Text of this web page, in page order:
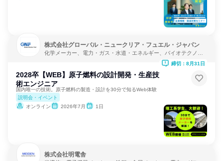
株式会社グローバル・ニュークリア・フュエル・ジャパン
化学メーカー、電力・ガス・水道・エネルギー、バイオテクノロ
2028卒【WEB】原子燃料の設計開発・生産技
術エンジニア
国内唯一の技術。原子燃料の製造・設計を30分で知るWeb体験
説明会・イベント
オンライン
2026年7月 1日
締切：8月31日
株式会社明電舎